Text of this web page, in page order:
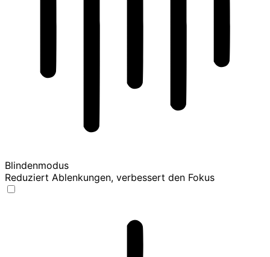
Blindenmodus
Reduziert Ablenkungen, verbessert den Fokus